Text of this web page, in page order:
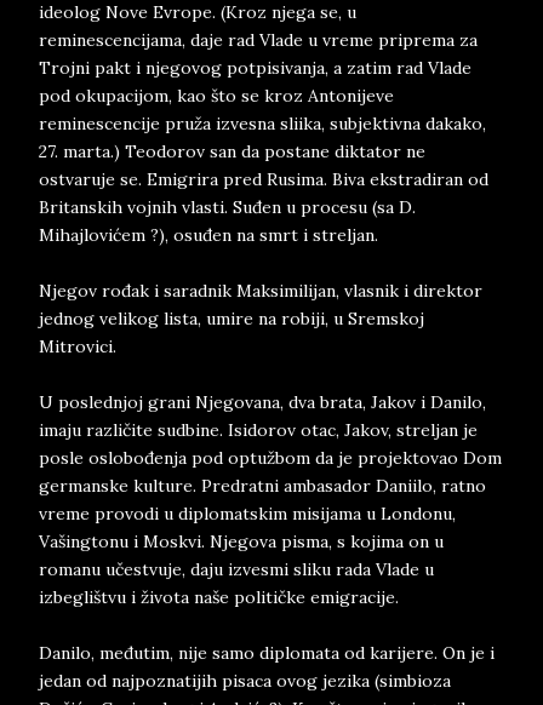
ideolog Nove Evrope. (Kroz njega se, u
reminescencijama, daje rad Vlade u vreme priprema za
Trojni pakt i njegovog potpisivanja, a zatim rad Vlade
pod okupacijom, kao što se kroz Antonijeve
reminescencije pruža izvesna sliika, subjektivna dakako,
27. marta.) Teodorov san da postane diktator ne
ostvaruje se. Emigrira pred Rusima. Biva ekstradiran od
Britanskih vojnih vlasti. Suđen u procesu (sa D.
Mihajlovićem ?), osuđen na smrt i streljan.
Njegov rođak i saradnik Maksimilijan, vlasnik i direktor
jednog velikog lista, umire na robiji, u Sremskoj
Mitrovici.
U poslednjoj grani Njegovana, dva brata, Jakov i Danilo,
imaju različite sudbine. Isidorov otac, Jakov, streljan je
posle oslobođenja pod optužbom da je projektovao Dom
germanske kulture. Predratni ambasador Daniilo, ratno
vreme provodi u diplomatskim misijama u Londonu,
Vašingtonu i Moskvi. Njegova pisma, s kojima on u
romanu učestvuje, daju izvesmi sliku rada Vlade u
izbeglištvu i života naše političke emigracije.
Danilo, međutim, nije samo diplomata od karijere. On je i
jedan od najpoznatijih pisaca ovog jezika (simbioza